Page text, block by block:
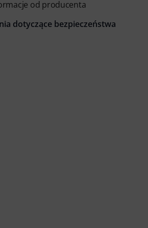
od producenta
dotyczące bezpieczeństwa